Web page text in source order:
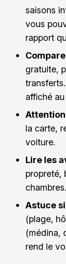
saisons
vous
rapport
gratuite,
affiché
la carte,
voiture.
Lire les
propreté,
Astuce
(plage,
(médina,
rend le